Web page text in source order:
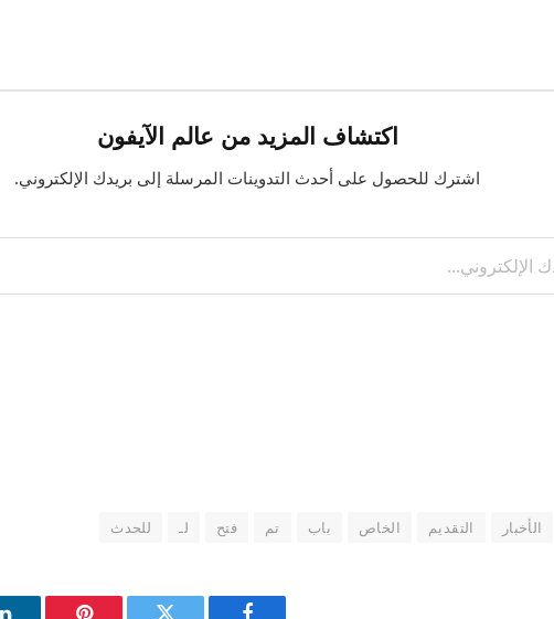
اكتشاف المزيد من عالم الآيفون
اشترك للحصول على أحدث التدوينات المرسلة إلى بريدك الإلكتروني.
الأخبار التقديم الخاص باب تم فتح لـ للحدث